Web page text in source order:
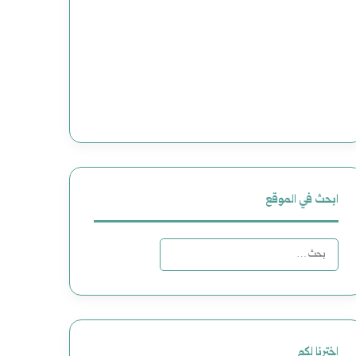
ابحث في الموقع
اخترنا لكم